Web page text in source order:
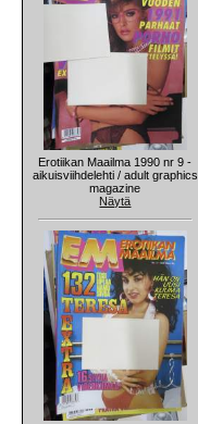
Erotiikan Maailma 1990 nr 9 -
aikuisviihdelehti / adult graphics
magazine
Näytä